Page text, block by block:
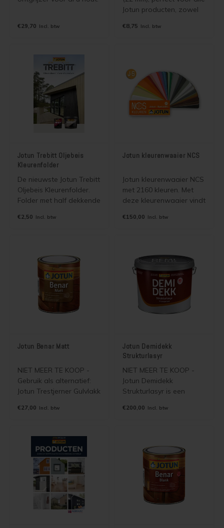
€29,70 Incl. btw
Jotun producten, zowel
terpentine houdende
€8,75 Incl. btw
Jotun Trebitt Oljebeis
Kleurenfolder
De nieuwste Jotun Trebitt
Oljebeis Kleurenfolder.
Folder met half dekkende
Jotun Trebitt Oljebeis en
brievenbuspost.
€2,50 Incl. btw
Jotun kleurenwaaier NCS
Jotun kleurenwaaier NCS
met 2160 kleuren. Met
deze kleurenwaaier vindt
schildersklus. De kleuren
muurverven en beitsen.
€150,00 Incl. btw
Jotun Benar Matt
NIET MEER TE KOOP -
Gebruik als alternatief:
Jotun Trestjerner Gulvlakk
UVR
€27,00 Incl. btw
Jotun Demidekk
Strukturlasyr
NIET MEER TE KOOP -
Jotun Demidekk
Strukturlasyr is een
doorzichtige houtverf
een unieke combinatie
van alkyd en acrylaat en
versterkt met UV
blokkerende
componenten.
€200,00 Incl. btw